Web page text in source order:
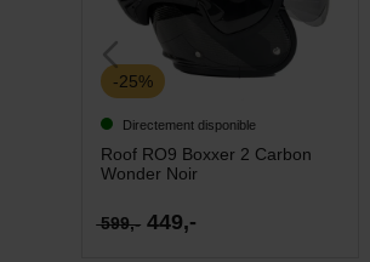
-25%
Directement disponible
Roof RO9 Boxxer 2 Carbon
Wonder Noir
599,- 449,-